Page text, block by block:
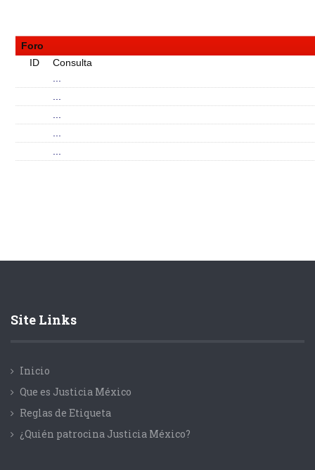
Foro
ID
Consulta
Site Links
Inicio
Que es Justicia México
Reglas de Etiqueta
¿Quién patrocina Justicia México?